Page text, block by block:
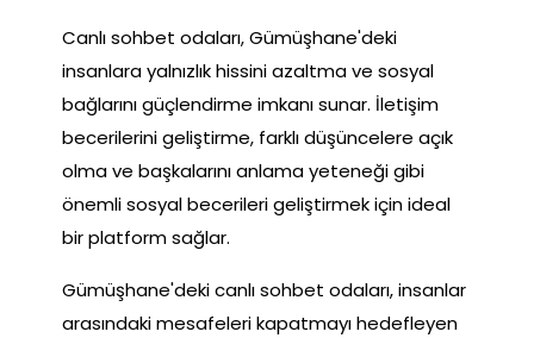
Canlı sohbet odaları, Gümüşhane'deki
insanlara yalnızlık hissini azaltma ve sosyal
bağlarını güçlendirme imkanı sunar. İletişim
becerilerini geliştirme, farklı düşüncelere açık
olma ve başkalarını anlama yeteneği gibi
önemli sosyal becerileri geliştirmek için ideal
bir platform sağlar.
Gümüşhane'deki canlı sohbet odaları, insanlar
arasındaki mesafeleri kapatmayı hedefleyen